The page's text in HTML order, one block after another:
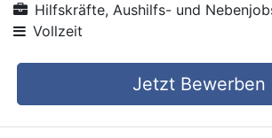
Hilfskräfte, Aushilfs- und
Vollzeit
Jetzt Bewerben